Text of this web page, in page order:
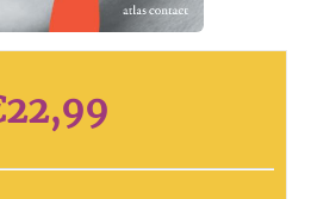
22,99